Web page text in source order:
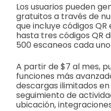
Los usuarios pueden
gratuitos a través de
que incluye códigos
hasta tres códigos QR
500 escaneos cada uno.
A partir de $7 al mes,
funciones más
descargas ilimitados
seguimiento de
ubicación,